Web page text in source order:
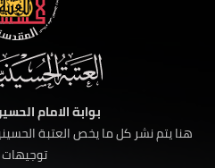
بوابة الامام
هنا يتم نشر كل ما يخص العتبة
توجيهات